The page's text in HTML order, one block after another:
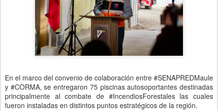
En el marco del convenio de colaboración entre #SENAPREDMaule
y #CORMA, se entregaron 75 piscinas autosoportantes destinadas
principalmente al combate de #IncendiosForestales las cuales
fueron instaladas en distintos puntos estratégicos de la región.